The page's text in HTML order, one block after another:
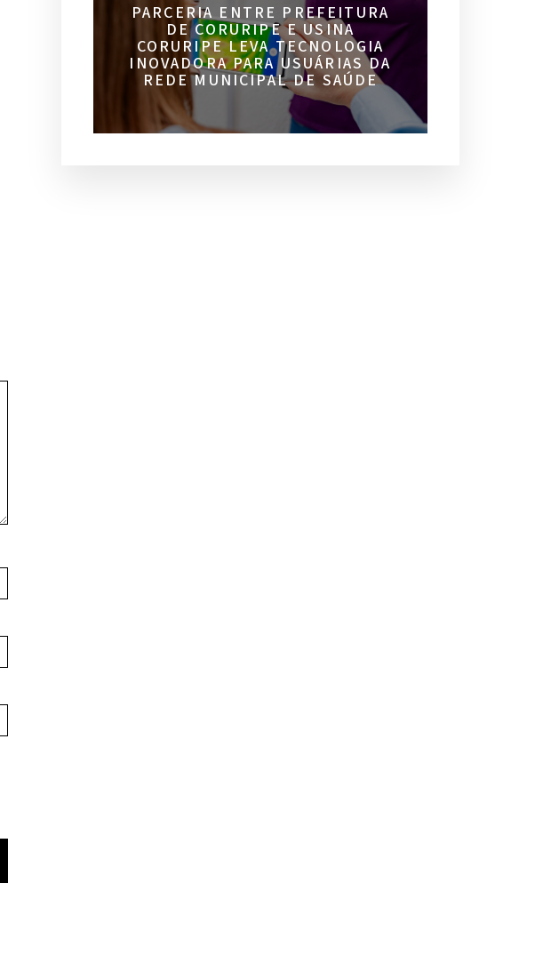
PARCERIA ENTRE PREFEITURA
DE CORURIPE E USINA
CORURIPE LEVA TECNOLOGIA
INOVADORA PARA USUÁRIAS DA
REDE MUNICIPAL DE SAÚDE